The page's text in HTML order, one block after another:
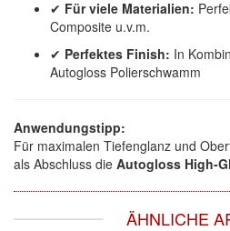
✔ Für viele Materialien:
Composite u.v.m.
✔ Perfektes Finish: In
Autogloss Polierschwamm
Anwendungstipp:
Für maximalen Tiefenglanz und
als Abschluss die Autogloss High-
ÄHNLICHE